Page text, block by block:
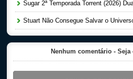
Sugar 2ª Temporada Torrent (2026) Dual
Stuart Não Consegue Salvar o Universo 1ª Temporada
Nenhum comentário -